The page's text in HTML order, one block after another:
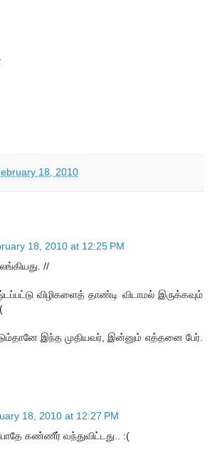
18, 2010
18, 2010 at 12:25 PM
//
விழிகளைத் தாண்டி விடாமல் இருக்கவும்
இந்த முதியவர், இன்னும் எத்தனை பேர்.
18, 2010 at 12:27 PM
கண்ணீர் வந்துவிட்டது.. :(